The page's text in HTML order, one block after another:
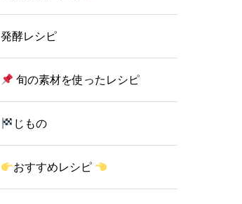
発酵レシピ
旬の素材を使ったレシピ
じもの
おすすめレシピ